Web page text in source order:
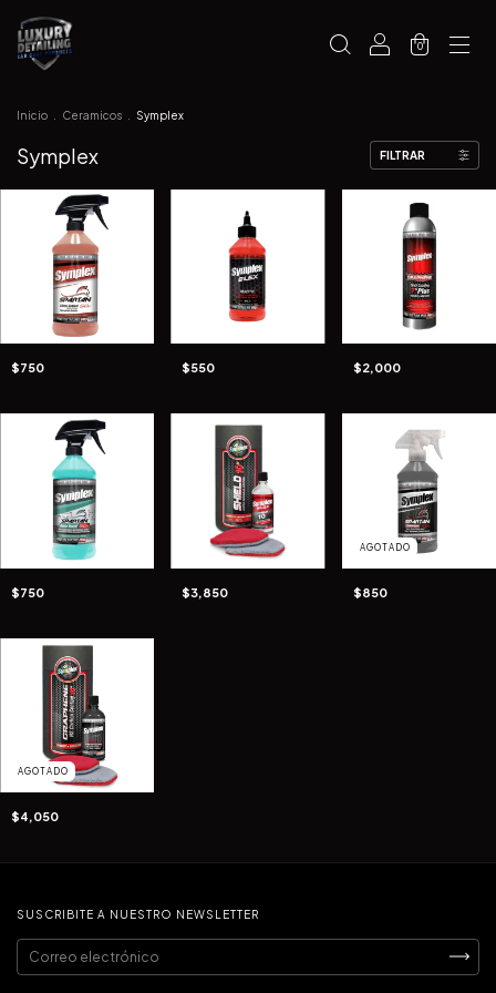
0
Inicio Ceramicos Symplex
Symplex FILTRAR
$750 $550 $2,000
$750 $3,850
AGOTADO
$850
AGOTADO
$4,050
SUSCRIBITE A NUESTRO NEWSLETTER